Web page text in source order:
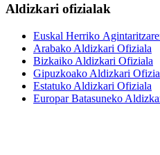
Aldizkari ofizialak
Euskal Herriko
Arabako Aldizkari Ofiziala
Bizkaiko Aldizkari Ofiziala
Gipuzkoako Aldizkari
Estatuko Aldizkari Ofiziala
Europar Batasuneko